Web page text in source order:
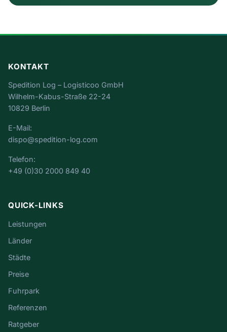
KONTAKT
Spedition Log – Logisticoo GmbH
Wilhelm-Kabus-Straße 22-24
10829 Berlin
E-Mail:
dispo@spedition-log.com
Telefon:
+49 (0)30 2000 849 40
QUICK-LINKS
Leistungen
Länder
Städte
Preise
Fuhrpark
Referenzen
Ratgeber